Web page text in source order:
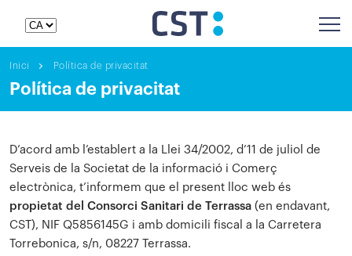
Inici Política de privacitat
Política de privacitat
D’acord amb l’establert a la Llei 34/2002, d’11 de juliol de
Serveis de la Societat de la informació i Comerç
electrònica, t’informem que el present lloc web és
propietat del Consorci Sanitari de Terrassa (en endavant,
CST), NIF Q5856145G i amb domicili fiscal a la Carretera
Torrebonica, s/n, 08227 Terrassa.